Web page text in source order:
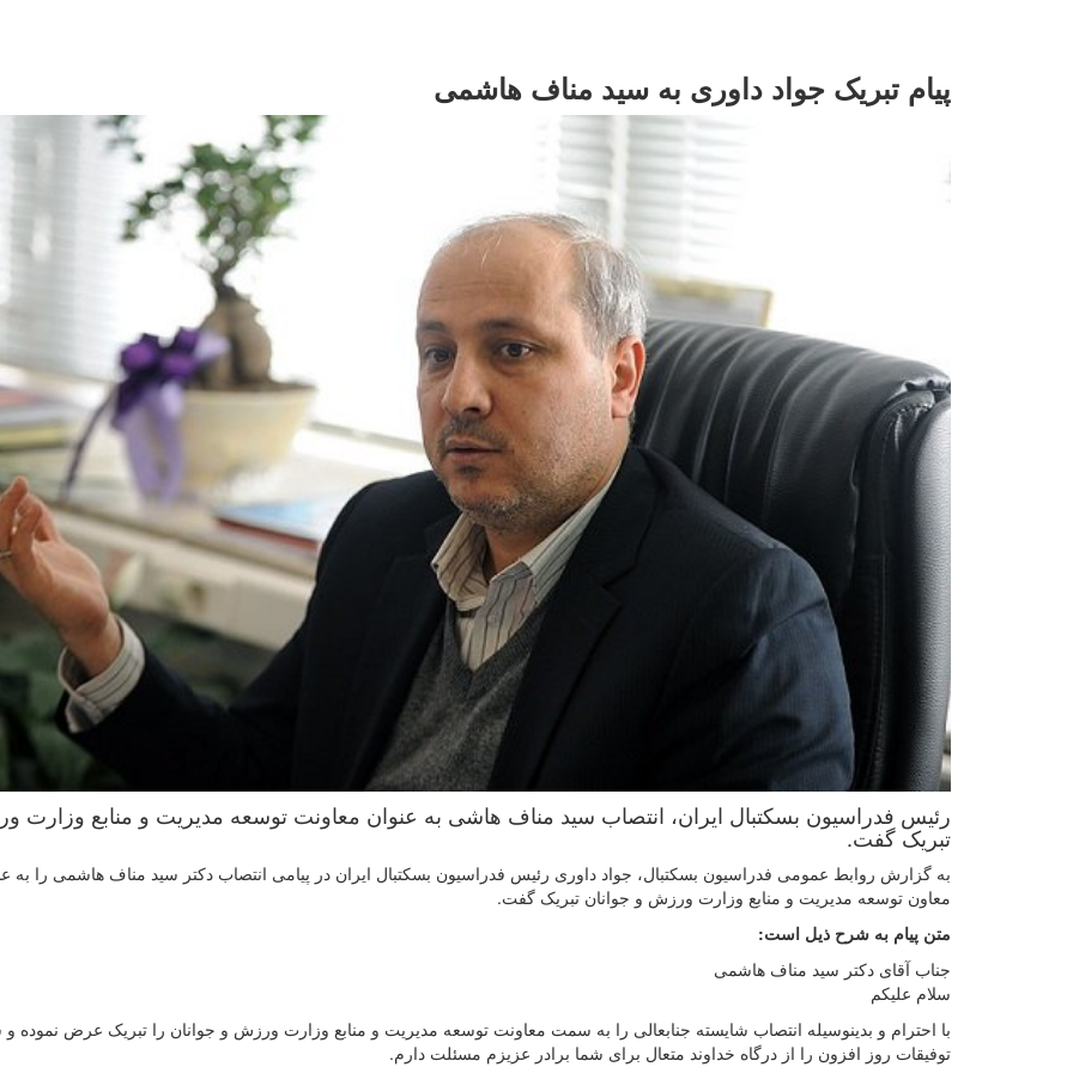
پیام تبریک جواد داوری به سید مناف هاشمی
رئیس فدراسیون بسکتبال ایران، انتصاب سید مناف هاشی به عنوان معاونت توسعه مدیریت و منابع وزارت
تبریک گفت.
به گزارش روابط عمومی فدراسیون بسکتبال، جواد داوری رئیس فدراسیون بسکتبال ایران در پیامی انتصاب دکتر سید مناف هاشمی را به
معاون توسعه مدیریت و منابع وزارت ورزش و جوانان تبریک گفت.
متن پیام به شرح ذیل است:
جناب آقای دکتر سید مناف هاشمی
با احترام و بدینوسیله انتصاب شایسته جنابعالی را به سمت معاونت توسعه مدیریت و منابع وزارت ورزش و جوانان را تبریک عرض نموده
توفیقات روز افزون را از درگاه خداوند متعال برای شما برادر عزیزم مسئلت دارم.